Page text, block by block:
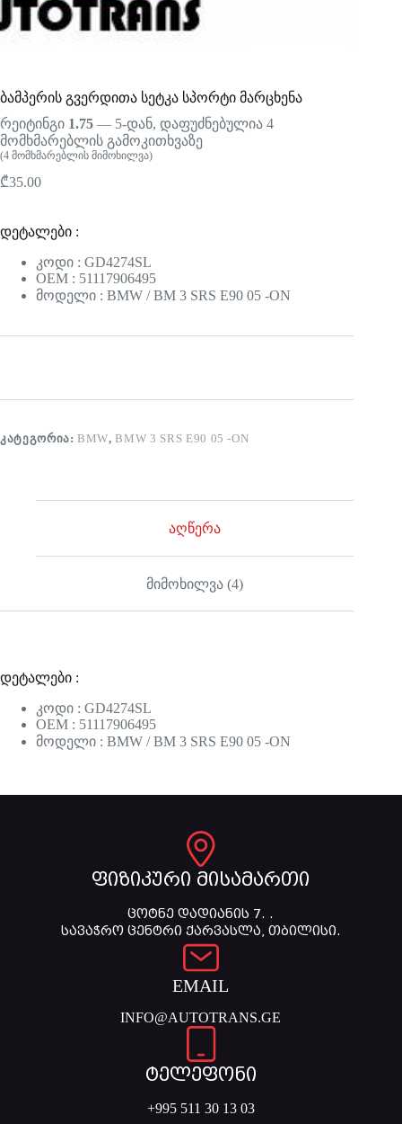
ბამპერის გვერდითა სეტკა სპორტი მარცხენა
რეიტინგი 1.75 — 5-დან, დაფუძნებულია 4
მომხმარებლის გამოკითხვაზე
(4 მომხმარებლის მიმოხილვა)
₾35.00
დეტალები :
კოდი : GD4274SL
OEM : 51117906495
მოდელი : BMW / BM 3 SRS E90 05 -ON
ᲙᲐᲢᲔᲒᲝᲠᲘᲐ:BMW,BMW 3 SRS E90 05 -ON
აღწერა
მიმოხილვა (4)
დეტალები :
კოდი : GD4274SL
OEM : 51117906495
მოდელი : BMW / BM 3 SRS E90 05 -ON
ფიზიკური მისამართი
ცოტნე დადიანის 7. .
სავაჭრო ცენტრი ქარვასლა, თბილისი.
EMAIL
INFO@AUTOTRANS.GE
ტელეფონი
+995 511 30 13 03